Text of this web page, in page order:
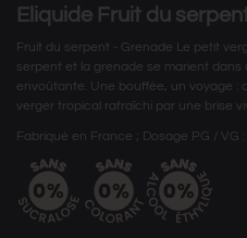
Eliquide Fruit du
Fruit du serpent - Grenade Le petit
serpent et la grenade se marient dans
envoûtante. Une bouffée, un voyage :
verger tropical rafraîchi par une brise
Fabriqué en France ; Dosage PG / VG :